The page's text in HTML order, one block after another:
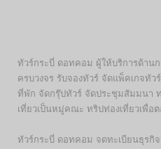
ทัวร์กระบี่ ดอทคอม ผู้ให้บริการด้าน
ครบวงจร รับจองทัวร์ จัดแพ็คเกจทัว
ที่พัก จัดกรุ๊ปทัวร์ จัดประชุมสัมมนา
เที่ยวเป็นหมู่คณะ ทริปท่องเที่ยวเพื่อ
ทัวร์กระบี่ ดอทคอม จดทะเบียนธุรกิ